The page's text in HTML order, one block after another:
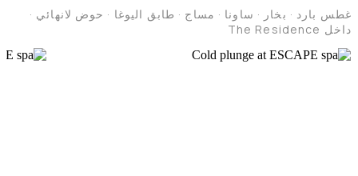
غطس بارد · بخار · ساونا · مساج · طابق اليوغا · حوض لانهائي ·
داخل The Residence